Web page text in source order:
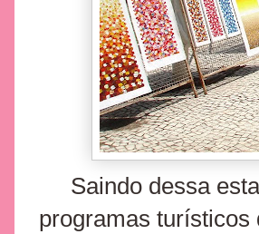
Saindo dessa
programas turísticos